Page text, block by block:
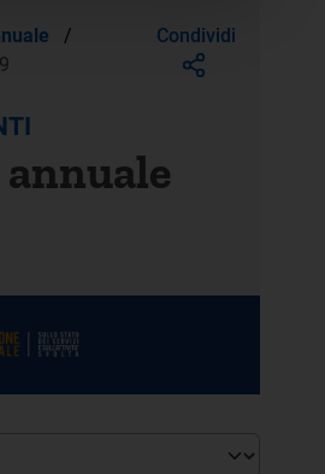
/
Condividi
annuale